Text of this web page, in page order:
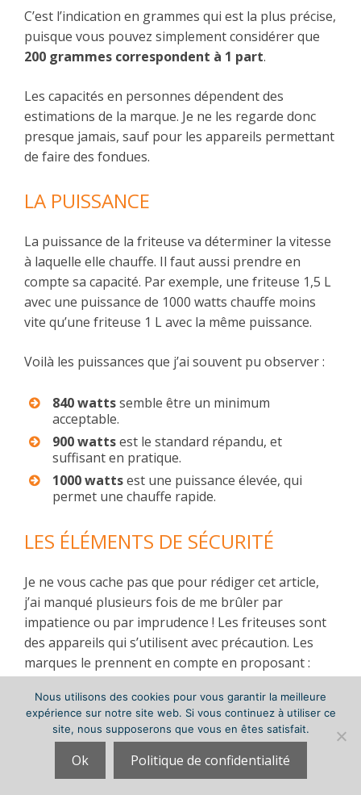
C’est l’indication en grammes qui est la plus précise,
puisque vous pouvez simplement considérer que
200 grammes correspondent à 1 part.
Les capacités en personnes dépendent des
estimations de la marque. Je ne les regarde donc
presque jamais, sauf pour les appareils permettant
de faire des fondues.
LA PUISSANCE
La puissance de la friteuse va déterminer la vitesse
à laquelle elle chauffe. Il faut aussi prendre en
compte sa capacité. Par exemple, une friteuse 1,5 L
avec une puissance de 1000 watts chauffe moins
vite qu’une friteuse 1 L avec la même puissance.
Voilà les puissances que j’ai souvent pu observer :
840 wattssemble être un minimum
acceptable.
900 wattsest le standard répandu, et
suffisant en pratique.
1000 wattsest une puissance élevée, qui
permet une chauffe rapide.
LES ÉLÉMENTS DE SÉCURITÉ
Je ne vous cache pas que pour rédiger cet article,
j’ai manqué plusieurs fois de me brûler par
impatience ou par imprudence ! Les friteuses sont
des appareils qui s’utilisent avec précaution. Les
marques le prennent en compte en proposant :
Despoignées latérales anti-chaleur.
Un panier avec poignée de saisie pour
faciliter le service.
Uncouvercle stable et fixe.
Nous utilisons des cookies pour vous garantir la meilleure
expérience sur notre site web. Si vous continuez à utiliser ce
site, nous supposerons que vous en êtes satisfait.
Ok Politique de confidentialité